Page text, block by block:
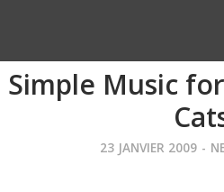
Simple Music
23 JANVIER 2009 -